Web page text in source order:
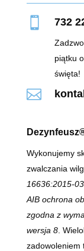
 732
piątku
święta!

Wykonujemy
zwalczania
16636:2015-
AIB ochrona
zgodna z
wersja 8.
zadowoleniem